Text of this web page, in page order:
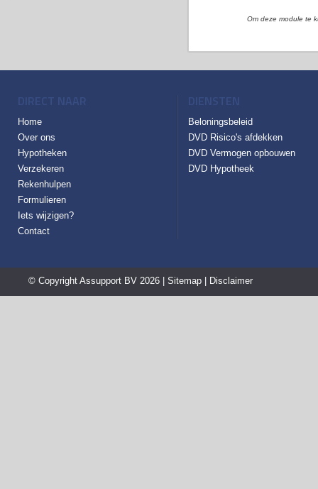
Om deze module te
DIRECT NAAR
Home
Over ons
Hypotheken
Verzekeren
Rekenhulpen
Formulieren
Iets wijzigen?
Contact
DIENSTEN
Beloningsbeleid
DVD Risico's afdekken
DVD Vermogen opbouwen
DVD Hypotheek
© Copyright Assupport BV 2026 | Sitemap Disclaimer